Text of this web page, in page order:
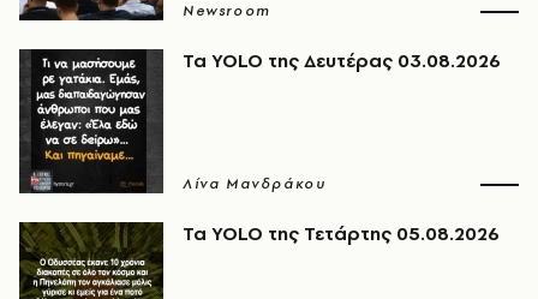
Newsroom
Τα YOLO της Δευτέρας 03.08.2026
Λίνα Μανδράκου
Τα YOLO της Τετάρτης 05.08.2026